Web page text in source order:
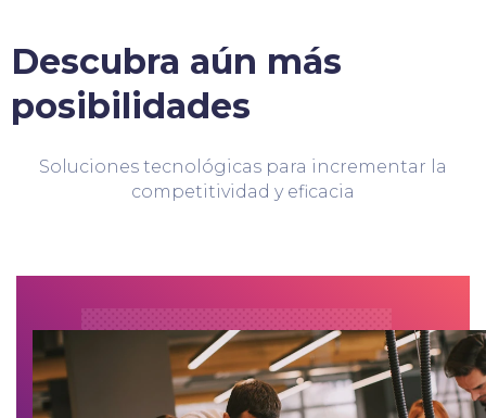
Descubra aún más
posibilidades
Soluciones tecnológicas para incrementar la
competitividad y eficacia